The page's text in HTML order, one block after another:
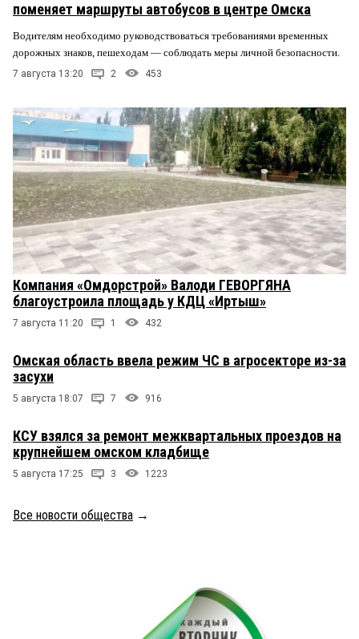
поменяет маршруты автобусов в центре Омска
Водителям необходимо руководствоваться требованиями временных
дорожных знаков, пешеходам — соблюдать меры личной безопасности.
7 августа 13:20 2 453
Компания «Омдорстрой» Валоди ГЕВОРГЯНА
благоустроила площадь у КДЦ «Иртыш»
7 августа 11:20 1 432
Омская область ввела режим ЧС в агросекторе из-за
засухи
5 августа 18:07 7 916
КСУ взялся за ремонт межквартальных проездов на
крупнейшем омском кладбище
5 августа 17:25 3 1223
Все новости общества →